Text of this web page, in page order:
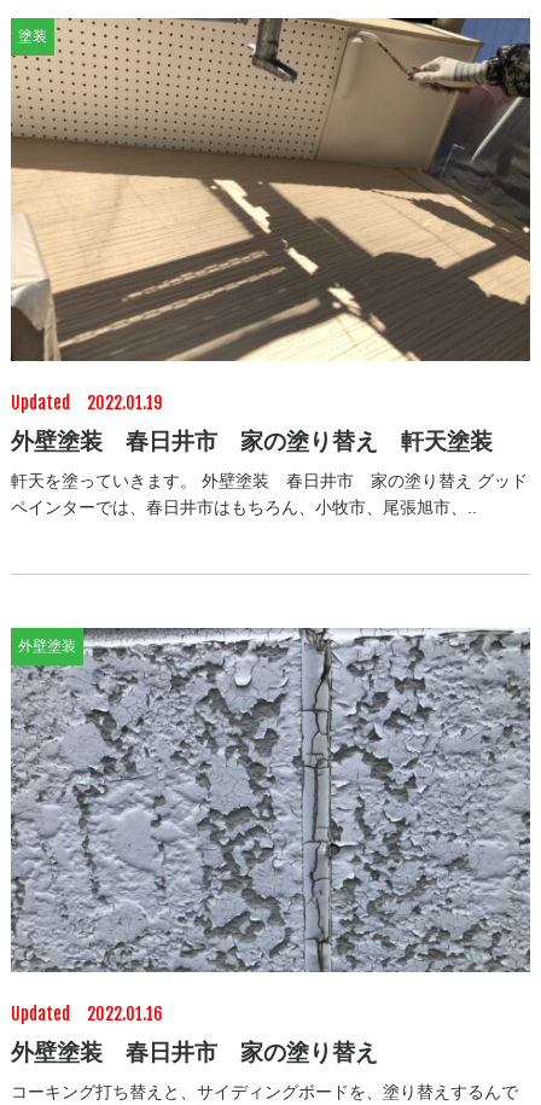
塗装
Updated 2022.01.19
外壁塗装 春日井市 家の塗り替え 軒天塗装
軒天を塗っていきます。 外壁塗装 春日井市 家の塗り替え グッド
ペインターでは、春日井市はもちろん、小牧市、尾張旭市、..
外壁塗装
Updated 2022.01.16
外壁塗装 春日井市 家の塗り替え
コーキング打ち替えと、サイディングボードを、塗り替えするんで